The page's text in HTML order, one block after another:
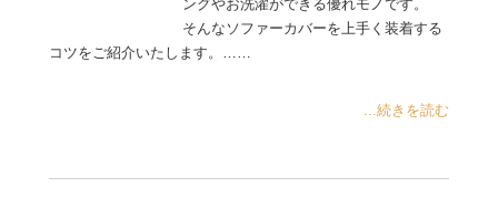
ングやお洗濯ができる優れモノです。
そんなソファーカバーを上手く装着する
コツをご紹介いたします。……
...続きを読む